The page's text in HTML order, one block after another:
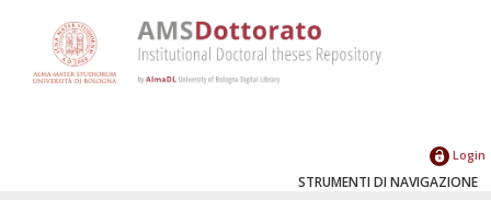
Login
STRUMENTI DI NAVIGAZIONE